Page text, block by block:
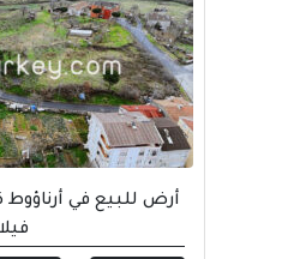
أرض للبيع في
فيلا